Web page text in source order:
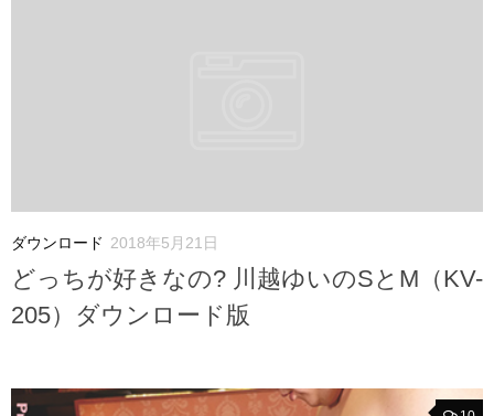
ダウンロード 2018年5月21日
どっちが好きなの? 川越ゆいのSとM（KV-
205）ダウンロード版